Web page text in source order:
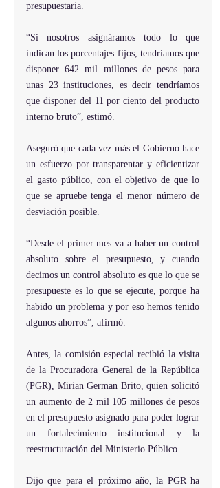
presupuestaria.
“Si nosotros asignáramos todo lo que
indican los porcentajes fijos, tendríamos que
disponer 642 mil millones de pesos para
unas 23 instituciones, es decir tendríamos
que disponer del 11 por ciento del producto
interno bruto”, estimó.
Aseguró que cada vez más el Gobierno hace
un esfuerzo por transparentar y eficientizar
el gasto público, con el objetivo de que lo
que se apruebe tenga el menor número de
desviación posible.
“Desde el primer mes va a haber un control
absoluto sobre el presupuesto, y cuando
decimos un control absoluto es que lo que se
presupueste es lo que se ejecute, porque ha
habido un problema y por eso hemos tenido
algunos ahorros”, afirmó.
Antes, la comisión especial recibió la visita
de la Procuradora General de la República
(PGR), Mirian German Brito, quien solicitó
un aumento de 2 mil 105 millones de pesos
en el presupuesto asignado para poder lograr
un fortalecimiento institucional y la
reestructuración del Ministerio Público.
Dijo que para el próximo año, la PGR ha